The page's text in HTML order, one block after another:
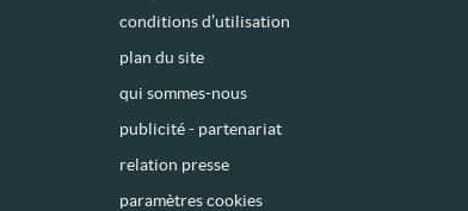
conditions d’utilisation
plan du site
qui sommes-nous
publicité - partenariat
relation presse
paramètres cookies